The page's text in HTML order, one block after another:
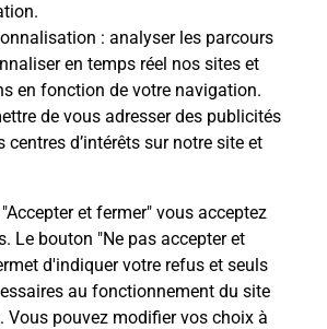
: analyser les parcours
en temps réel nos sites et
en fonction de votre navigation.
de vous adresser des publicités
centres d’intérêts sur notre site et
et fermer" vous acceptez
Le bouton "Ne pas accepter et
d'indiquer votre refus et seuls
au fonctionnement du site
Vous pouvez modifier vos choix à
RONDELET (34000) ? Découvrez
proposées par La Poste.